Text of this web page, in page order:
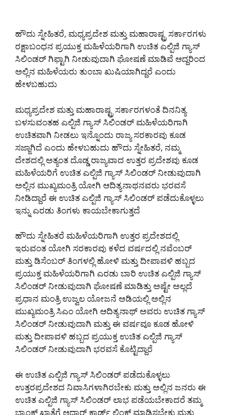
ಹೌದು ಸ್ನೇಹಿತರೆ, ಮಧ್ಯಪ್ರದೇಶ ಮತ್ತು ಮಹಾರಾಷ್ಟ್ರ ಸರ್ಕಾರಗಳು
ರಕ್ಷಾಬಂಧನ ಪ್ರಯುಕ್ತ ಮಹಿಳೆಯರಿಗಾಗಿ ಉಚಿತ ಎಲ್ಪಿಜಿ ಗ್ಯಾಸ್
ಸಿಲಿಂಡರ್ ಗಿಫ್ಟಾಗಿ ನೀಡುವುದಾಗಿ ಘೋಷಣೆ ಮಾಡಿವೆ ಆದ್ದರಿಂದ
ಅಲ್ಲಿನ ಮಹಿಳೆಯರು ತುಂಬಾ ಖುಷಿಯಾಗಿದ್ದರೆ ಎಂದು
ಹೇಳಬಹುದು
ಮಧ್ಯಪ್ರದೇಶ ಮತ್ತು ಮಹಾರಾಷ್ಟ್ರ ಸರ್ಕಾರಗಳಂತೆ ದಿನನಿತ್ಯ
ಬಳಸುವಂತಹ ಎಲ್ಪಿಜಿ ಗ್ಯಾಸ್ ಸಿಲಿಂಡರ್ ಮಹಿಳೆಯರಿಗಾಗಿ
ಉಚಿತವಾಗಿ ನೀಡಲು ಇನ್ನೊಂದು ರಾಜ್ಯ ಸರಕಾರವು ಕೂಡ
ಸಜ್ಜಾಗಿದೆ ಎಂದು ಹೇಳಬಹುದು ಹೌದು ಸ್ನೇಹಿತರೆ, ನಮ್ಮ
ದೇಶದಲ್ಲಿ ಅತ್ಯಂತ ದೊಡ್ಡ ರಾಜ್ಯವಾದ ಉತ್ತರ ಪ್ರದೇಶವು ಕೂಡ
ಮಹಿಳೆಯರಿಗೆ ಉಚಿತ ಎಲ್ಪಿಜಿ ಗ್ಯಾಸ್ ಸಿಲಿಂಡರ್ ನೀಡುವುದಾಗಿ
ಅಲ್ಲಿನ ಮುಖ್ಯಮಂತ್ರಿ ಯೋಗಿ ಆದಿತ್ಯನಾಥನವರು ಭರವಸೆ
ನೀಡಿದ್ದಾರೆ ಈ ಉಚಿತ ಎಲ್ಪಿಜಿ ಗ್ಯಾಸ್ ಸಿಲಿಂಡರ್ ಪಡೆದುಕೊಳ್ಳಲು
ಇನ್ನು ಎರಡು ತಿಂಗಳು ಕಾಯಬೇಕಾಗುತ್ತದೆ
ಹೌದು ಸ್ನೇಹಿತರೆ ಮಹಿಳೆಯರಿಗಾಗಿ ಉತ್ತರ ಪ್ರದೇಶದಲ್ಲಿ
ಇರುವಂತ ಯೋಗಿ ಸರಕಾರವು ಕಳೆದ ವರ್ಷದಲ್ಲಿ ನವೆಂಬರ್
ಮತ್ತು ಡಿಸೆಂಬರ್ ತಿಂಗಳಲ್ಲಿ ಹೋಳಿ ಮತ್ತು ದೀಪಾವಳಿ ಹಬ್ಬದ
ಪ್ರಯುಕ್ತ ಮಹಿಳೆಯರಿಗಾಗಿ ಎರಡು ಬಾರಿ ಉಚಿತ ಎಲ್ಪಿಜಿ ಗ್ಯಾಸ್
ಸಿಲಿಂಡರ್ ನೀಡುವುದಾಗಿ ಘೋಷಣೆ ಮಾಡಿತ್ತು ಅಷ್ಟೇ ಅಲ್ಲದೆ
ಪ್ರಧಾನ ಮಂತ್ರಿ ಉಜ್ವಲ ಯೋಜನೆ ಅಡಿಯಲ್ಲಿ ಅಲ್ಲಿನ
ಮುಖ್ಯಮಂತ್ರಿ ಸಿಎಂ ಯೋಗಿ ಆದಿತ್ಯನಾಥ್ ಅವರು ಉಚಿತ ಗ್ಯಾಸ್
ಸಿಲಿಂಡರ್ ನೀಡುವುದಾಗಿ ಮತ್ತು ಈ ವರ್ಷವೂ ಕೂಡ ಹೋಳಿ
ಮತ್ತು ದೀಪಾವಳಿ ಹಬ್ಬದ ಪ್ರಯುಕ್ತ ಉಚಿತ ಎಲ್ಪಿಜಿ ಗ್ಯಾಸ್
ಸಿಲಿಂಡರ್ ನೀಡುವುದಾಗಿ ಭರವಸೆ ಕೊಟ್ಟಿದ್ದಾರೆ
ಈ ಉಚಿತ ಎಲ್ಪಿಜಿ ಗ್ಯಾಸ್ ಸಿಲಿಂಡರ್ ಪಡೆದುಕೊಳ್ಳಲು
ಉತ್ತರಪ್ರದೇಶದ ನಿವಾಸಿಗಳಾಗಿರಬೇಕು ಮತ್ತು ಅಲ್ಲಿನ ಜನರು ಈ
ಉಚಿತ ಎಲ್ಪಿಜಿ ಗ್ಯಾಸ್ ಸಿಲಿಂಡರ್ ಲಾಭ ಪಡೆಯಬೇಕಾದರೆ ತಮ್ಮ
ಬ್ಯಾಂಕ್ ಖಾತೆಗೆ ಆಧಾರ್ ಕಾರ್ಡ್ ಲಿಂಕ್ ಮಾಡಿಸಬೇಕು ಮತ್ತು